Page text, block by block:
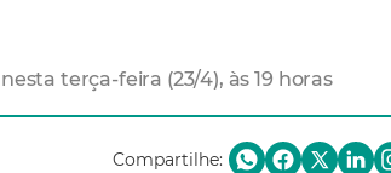
terça-feira (23/4), às 19 horas
Compartilhe: